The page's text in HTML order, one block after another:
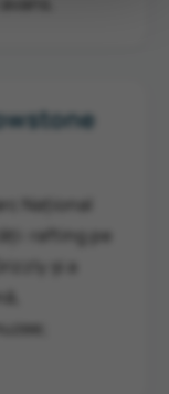
Național
rafting pe
și a